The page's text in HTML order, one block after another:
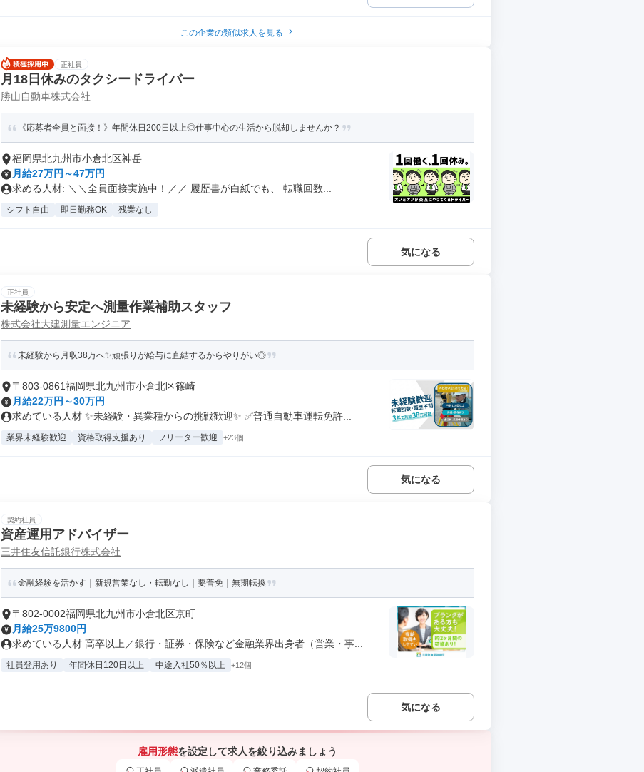
この企業の類似求人を見る
正社員
月18日休みのタクシードライバー
勝山自動車株式会社
《応募者全員と面接！》年間休日200日以上◎仕事中心の生活から脱却しませんか？
福岡県北九州市小倉北区神岳
月給27万円～47万円
求める人材: ＼＼全員面接実施中！／／ 履歴書が白紙でも、 転職回数...
シフト自由 即日勤務OK 残業なし
気になる
正社員
未経験から安定へ測量作業補助スタッフ
株式会社大建測量エンジニア
未経験から月収38万へ✨頑張りが給与に直結するからやりがい◎
〒803-0861福岡県北九州市小倉北区篠崎
月給22万円～30万円
求めている人材 ✨未経験・異業種からの挑戦歓迎✨ ✅普通自動車運転免許...
業界未経験歓迎 資格取得支援あり フリーター歓迎 +23個
気になる
契約社員
資産運用アドバイザー
三井住友信託銀行株式会社
金融経験を活かす｜新規営業なし・転勤なし｜要普免｜無期転換
〒802-0002福岡県北九州市小倉北区京町
月給25万9800円
求めている人材 高卒以上／銀行・証券・保険など金融業界出身者（営業・事...
社員登用あり 年間休日120日以上 中途入社50％以上 +12個
気になる
雇用形態を設定して求人を絞り込みましょう